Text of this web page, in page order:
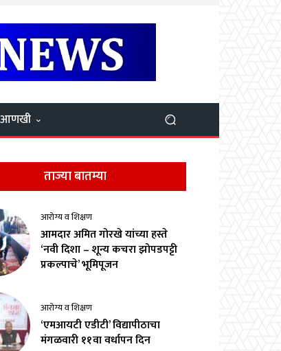
आणखी
ताज्या बातम्या
आरोग्य व शिक्षण
आमदार अमित गोरखे यांच्या हस्ते
‘नवी दिशा – शून्य कचरा झोपडपट्टी
प्रकल्पाचे’ भूमिपूजन
आरोग्य व शिक्षण
‘एमआयटी एडीटी’ विद्यापीठाचा
मंगळवारी ११वा वर्धापन दिन